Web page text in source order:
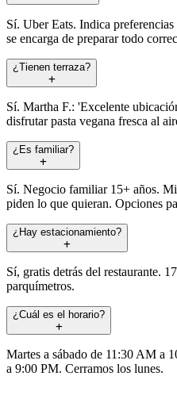
Sí. Uber Eats. Indica
se encarga de preparar todo
¿Tienen terraza?
Sí. Martha F.: 'Excelente
disfrutar pasta vegana fresca al
¿Es familiar?
Sí. Negocio familiar 15+ años.
piden lo que quieran. Opciones
¿Hay estacionamiento?
Sí, gratis detrás del restaurante.
parquímetros.
¿Cuál es el horario?
Martes a sábado de 11:30 AM a
a 9:00 PM. Cerramos los lunes.